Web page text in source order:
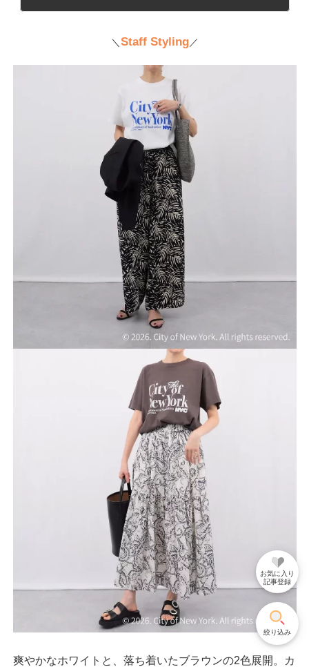
＼ Staff Styling／
爽やかなホワイトと、落ち着いたブラウンの2色展開。カ
お気に入り
記事登録
絞り込み